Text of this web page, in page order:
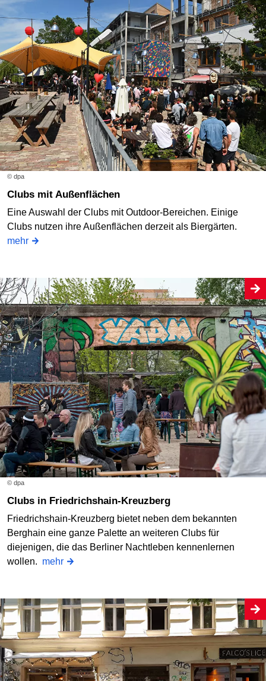
© dpa
Clubs mit Außenflächen
Eine Auswahl der Clubs mit Outdoor-Bereichen. Einige
Clubs nutzen ihre Außenflächen derzeit als Biergärten.
mehr
© dpa
Clubs in Friedrichshain-Kreuzberg
Friedrichshain-Kreuzberg bietet neben dem bekannten
Berghain eine ganze Palette an weiteren Clubs für
diejenigen, die das Berliner Nachtleben kennenlernen
wollen. mehr